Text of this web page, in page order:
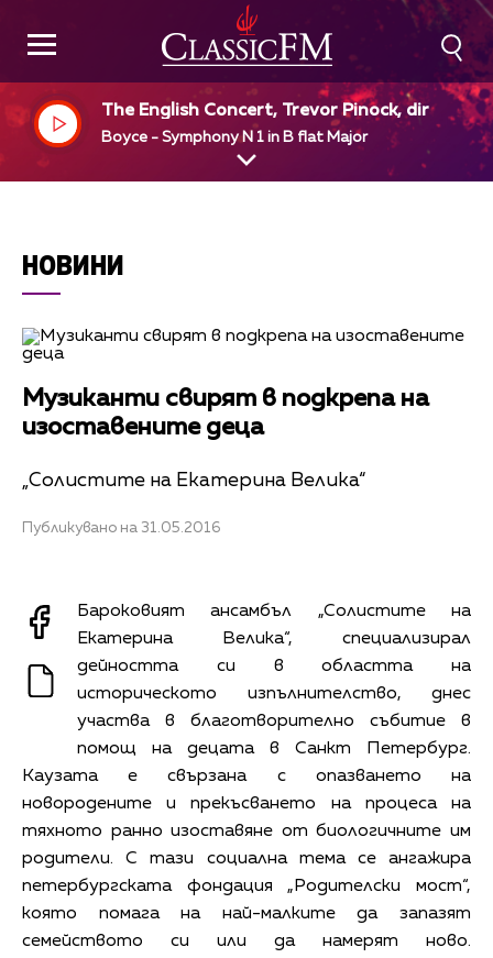
The English Concert, Trevor Pinock, dir
Boyce - Symphony N 1 in B flat Major
НОВИНИ
Музиканти свирят в подкрепа на
изоставените деца
„Солистите на Екатерина Велика“
Публикувано на 31.05.2016
Бароковият ансамбъл „Солистите на
Екатерина Велика“, специализирал
дейността си в областта на
историческото изпълнителство, днес
участва в благотворително събитие в
помощ на децата в Санкт Петербург.
Каузата е свързана с опазването на
новородените и прекъсването на процеса на
тяхното ранно изоставяне от биологичните им
родители. С тази социална тема се ангажира
петербургската фондация „Родителски мост“,
която помага на най-малките да запазят
семейството си или да намерят ново.